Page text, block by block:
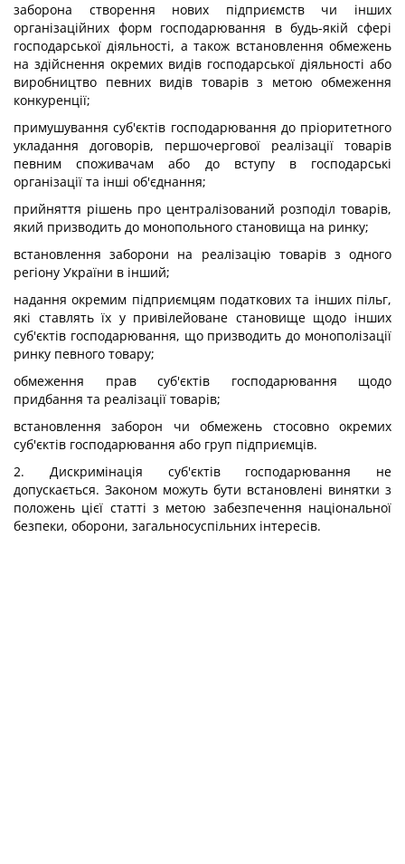
заборона створення нових підприємств чи інших
організаційних форм господарювання в будь-якій сфері
господарської діяльності, а також встановлення обмежень
на здійснення окремих видів господарської діяльності або
виробництво певних видів товарів з метою обмеження
конкуренції;
примушування суб'єктів господарювання до пріоритетного
укладання договорів, першочергової реалізації товарів
певним споживачам або до вступу в господарські
організації та інші об'єднання;
прийняття рішень про централізований розподіл товарів,
який призводить до монопольного становища на ринку;
встановлення заборони на реалізацію товарів з одного
регіону України в інший;
надання окремим підприємцям податкових та інших пільг,
які ставлять їх у привілейоване становище щодо інших
суб'єктів господарювання, що призводить до монополізації
ринку певного товару;
обмеження прав суб'єктів господарювання щодо
придбання та реалізації товарів;
встановлення заборон чи обмежень стосовно окремих
суб'єктів господарювання або груп підприємців.
2. Дискримінація суб'єктів господарювання не
допускається. Законом можуть бути встановлені винятки з
положень цієї статті з метою забезпечення національної
безпеки, оборони, загальносуспільних інтересів.